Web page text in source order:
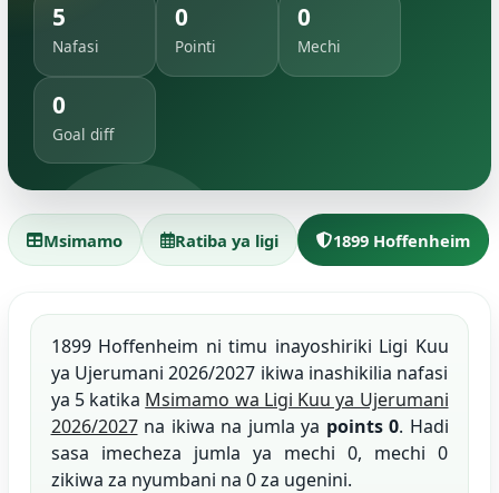
5
Nafasi
0
Pointi
0
Mechi
0
Goal diff
Msimamo Ratiba ya ligi 1899 Hoffenheim
1899 Hoffenheim ni timu inayoshiriki Ligi Kuu
ya Ujerumani 2026/2027 ikiwa inashikilia nafasi
ya 5 katika Msimamo wa Ligi Kuu ya Ujerumani
2026/2027na ikiwa na jumla ya points 0. Hadi
sasa imecheza jumla ya mechi 0, mechi 0
zikiwa za nyumbani na 0 za ugenini.